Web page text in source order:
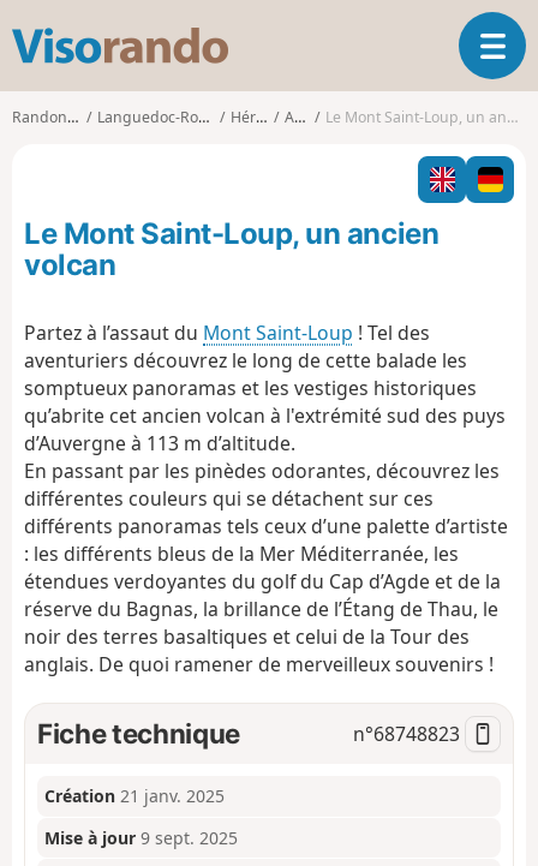
s
o
o
O
u
i
r
l
t
n
Randonnées Languedoc-Roussillon Hérault Agde Le Mont Saint-Loup, un ancien volcan
Le Mont Saint-Loup, un ancien
volcan
Partez à l’assaut du Mont Saint-Loup ! Tel des
aventuriers découvrez le long de cette balade les
somptueux panoramas et les vestiges historiques
qu’abrite cet ancien volcan à l'extrémité sud des puys
d’Auvergne à 113 m d’altitude.
En passant par les pinèdes odorantes, découvrez les
différentes couleurs qui se détachent sur ces
différents panoramas tels ceux d’une palette d’artiste
: les différents bleus de la Mer Méditerranée, les
étendues verdoyantes du golf du Cap d’Agde et de la
réserve du Bagnas, la brillance de l’Étang de Thau, le
noir des terres basaltiques et celui de la Tour des
anglais. De quoi ramener de merveilleux souvenirs !
Fiche technique n°68748823
Création 21 janv. 2025
Mise à jour 9 sept. 2025